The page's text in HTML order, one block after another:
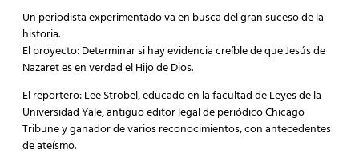
Un periodista experimentado va en busca del gran suceso de la
historia.
El proyecto: Determinar si hay evidencia creíble de que Jesús de
Nazaret es en verdad el Hijo de Dios.
El reportero: Lee Strobel, educado en la facultad de Leyes de la
Universidad Yale, antiguo editor legal de periódico Chicago
Tribune y ganador de varios reconocimientos, con antecedentes
de ateísmo.